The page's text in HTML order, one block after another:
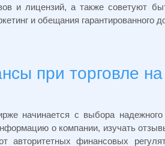
и лицензий, а также советуют
и обещания гарантированного
при торговле
начинается с выбора надежного
о компании, изучать
авторитетных финансовых